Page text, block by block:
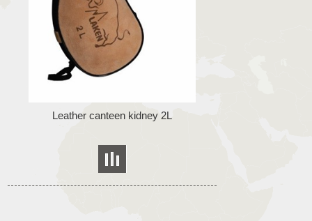
Leather canteen kidney 2L